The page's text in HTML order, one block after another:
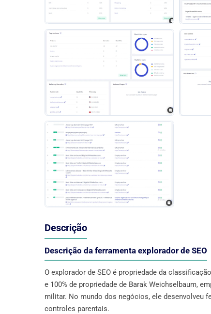
Descrição
Descrição da ferramenta explorador de SEO
O explorador de SEO é propriedade da
e 100% de propriedade de Barak Weichselbaum,
militar. No mundo dos negócios, ele desenvolveu
controles parentais.